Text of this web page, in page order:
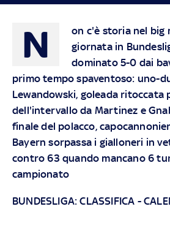
N
on c'è storia nel big
giornata in
dominato 5-0 dai
primo tempo spaventoso: uno-
Lewandowski, goleada ritoccata
dell'intervallo da Martinez e
finale del polacco,
Bayern sorpassa i gialloneri in
contro 63 quando mancano 6
campionato
BUNDESLIGA:CLASSIFICA -